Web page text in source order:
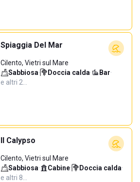
Spiaggia Del Mar
Cilento, Vietri sul Mare
Sabbiosa· Doccia calda· Bar·
e altri 2…
Il Calypso
Cilento, Vietri sul Mare
Sabbiosa· Cabine· Doccia calda·
e altri 8…